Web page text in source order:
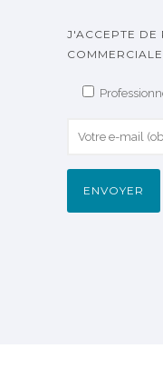
J'ACCEPTE DE